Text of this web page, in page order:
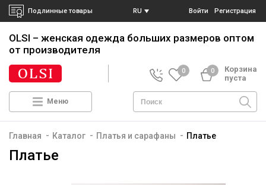
Подлинные товары RU Войти Регистрация
OLSI – женская одежда больших размеров оптом
от производителя
0 0
Корзина
пуста
Меню
Главная - Каталог - Платья и сарафаны - Платье
Платье